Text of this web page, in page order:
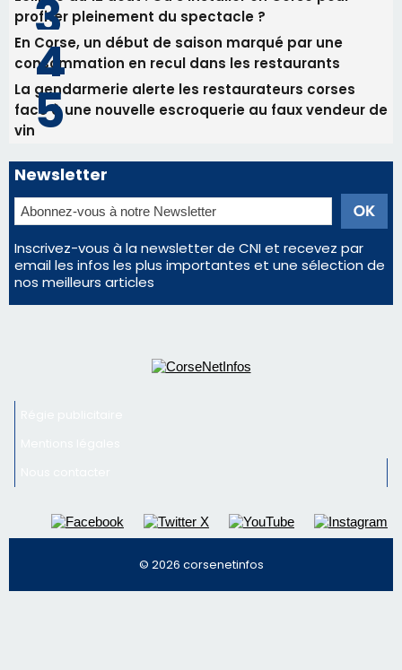
profiter pleinement du spectacle ?
En Corse, un début de saison marqué par une
consommation en recul dans les restaurants
La gendarmerie alerte les restaurateurs corses
face à une nouvelle escroquerie au faux vendeur de
vin
Newsletter
Inscrivez-vous à la newsletter de CNI et recevez par
email les infos les plus importantes et une sélection de
nos meilleurs articles
© 2026 corsenetinfos